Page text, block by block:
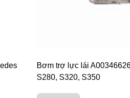
Bơm trợ lực lái
S280, S320, S350